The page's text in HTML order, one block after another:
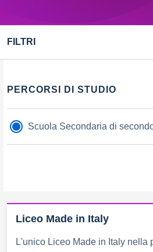
FILTRI
Filtri
PERCORSI DI STUDIO
Scuola Secondaria di
Liceo Made in Italy
L'unico Liceo Made in Italy nella